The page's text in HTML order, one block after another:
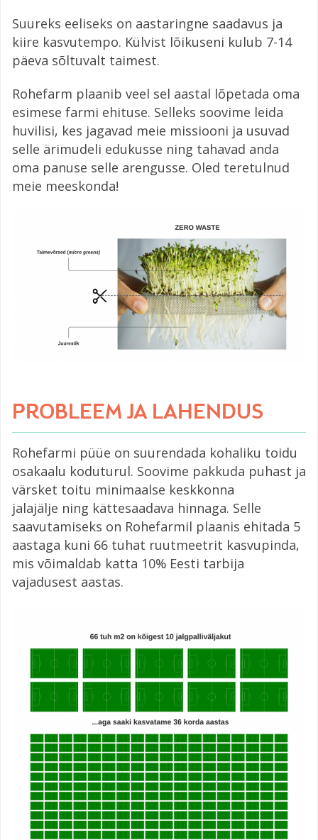
Suureks eeliseks on aastaringne saadavus ja
kiire kasvutempo. Külvist lõikuseni kulub 7-14
päeva sõltuvalt taimest.
Rohefarm plaanib veel sel aastal lõpetada oma
esimese farmi ehituse. Selleks soovime leida
huvilisi, kes jagavad meie missiooni ja usuvad
selle ärimudeli edukusse ning tahavad anda
oma panuse selle arengusse. Oled teretulnud
meie meeskonda!
PROBLEEM JA LAHENDUS
Rohefarmi püüe on suurendada kohaliku toidu
osakaalu koduturul. Soovime pakkuda puhast ja
värsket toitu minimaalse keskkonna
jalajälje ning kättesaadava hinnaga. Selle
saavutamiseks on Rohefarmil plaanis ehitada 5
aastaga kuni 66 tuhat ruutmeetrit kasvupinda,
mis võimaldab katta 10% Eesti tarbija
vajadusest aastas.